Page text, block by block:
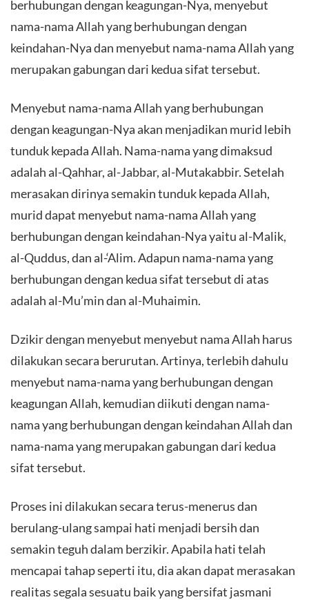
berhubungan dengan keagungan-Nya, menyebut
nama-nama Allah yang berhubungan dengan
keindahan-Nya dan menyebut nama-nama Allah yang
merupakan gabungan dari kedua sifat tersebut.
Menyebut nama-nama Allah yang berhubungan
dengan keagungan-Nya akan menjadikan murid lebih
tunduk kepada Allah. Nama-nama yang dimaksud
adalah al-Qahhar, al-Jabbar, al-Mutakabbir. Setelah
merasakan dirinya semakin tunduk kepada Allah,
murid dapat menyebut nama-nama Allah yang
berhubungan dengan keindahan-Nya yaitu al-Malik,
al-Quddus, dan al-‘Alim. Adapun nama-nama yang
berhubungan dengan kedua sifat tersebut di atas
adalah al-Mu’min dan al-Muhaimin.
Dzikir dengan menyebut menyebut nama Allah harus
dilakukan secara berurutan. Artinya, terlebih dahulu
menyebut nama-nama yang berhubungan dengan
keagungan Allah, kemudian diikuti dengan nama-
nama yang berhubungan dengan keindahan Allah dan
nama-nama yang merupakan gabungan dari kedua
sifat tersebut.
Proses ini dilakukan secara terus-menerus dan
berulang-ulang sampai hati menjadi bersih dan
semakin teguh dalam berzikir. Apabila hati telah
mencapai tahap seperti itu, dia akan dapat merasakan
realitas segala sesuatu baik yang bersifat jasmani